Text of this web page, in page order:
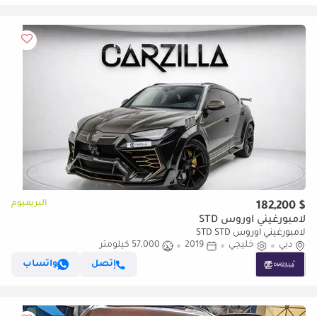
$ 182,200 البريميوم
لامبورغيني اوروس STD
لامبورغيني اوروس STD STD
دبي
خليجي 2019
57,000 كيلومتر
إتصل
واتساب